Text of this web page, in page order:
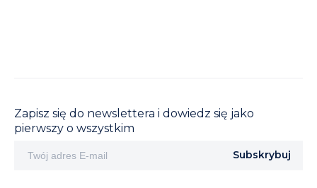
Zapisz się do newslettera i dowiedz się jako
pierwszy o wszystkim
Subskrybuj